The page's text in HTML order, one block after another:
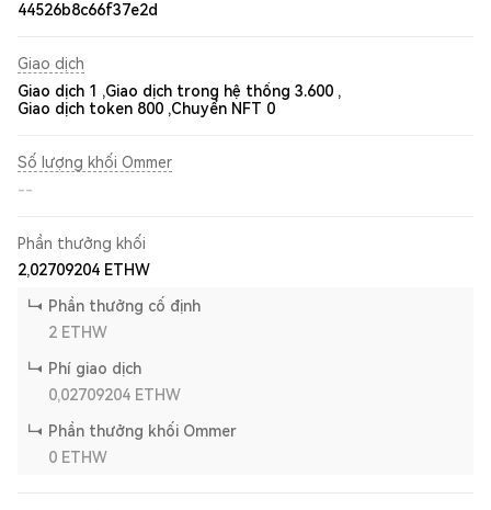
44526b8c66f37e2d
Giao dịch
Giao dịch 1 ,Giao dịch trong hệ thống 3.600 ,
Giao dịch token 800 ,Chuyển NFT 0
Số lượng khối Ommer
--
Phần thưởng khối
2,02709204 ETHW
Phần thưởng cố định
2 ETHW
Phí giao dịch
0,02709204 ETHW
Phần thưởng khối Ommer
0 ETHW